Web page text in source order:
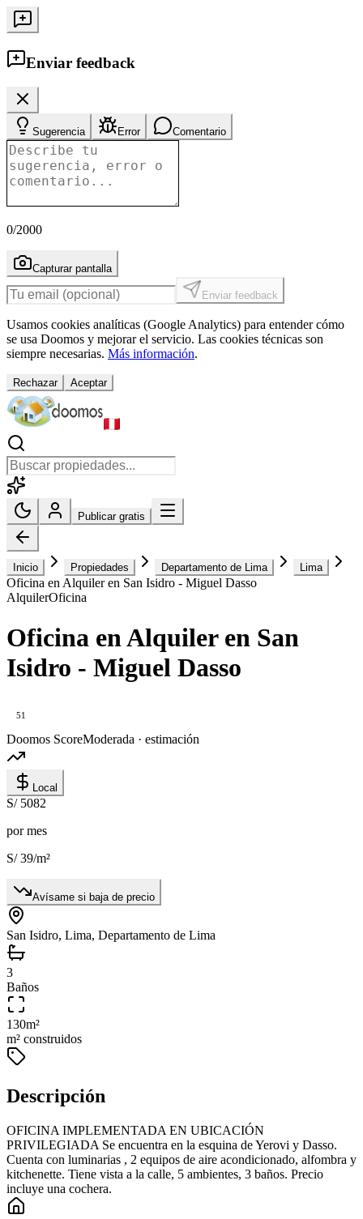
Enviar feedback
Sugerencia Error Comentario
0/2000
Capturar pantalla
Enviar feedback
Usamos cookies analíticas (Google Analytics) para entender cómo
se usa Doomos y mejorar el servicio. Las cookies técnicas son
siempre necesarias. Más información.
Rechazar Aceptar
Publicar gratis
Inicio Propiedades Departamento de Lima Lima
Oficina en Alquiler en San Isidro - Miguel Dasso
AlquilerOficina
Oficina en Alquiler en San
Isidro - Miguel Dasso
51
Doomos ScoreModerada · estimación
Local
S/ 5082
por mes
S/ 39/m²
Avísame si baja de precio
San Isidro, Lima, Departamento de Lima
3
Baños
130m²
m² construidos
Descripción
OFICINA IMPLEMENTADA EN UBICACIÓN
PRIVILEGIADA Se encuentra en la esquina de Yerovi y Dasso.
Cuenta con luminarias , 2 equipos de aire acondicionado, alfombra y
kitchenette. Tiene vista a la calle, 5 ambientes, 3 baños. Precio
incluye una cochera.